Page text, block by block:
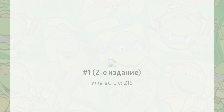
#1 (2-е издание)
Уже есть у: 216